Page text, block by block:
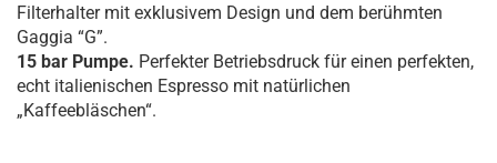
Filterhalter mit exklusivem Design und dem berühmten
Gaggia “G”.
15 bar Pumpe. Perfekter Betriebsdruck für einen perfekten,
echt italienischen Espresso mit natürlichen
„Kaffeebläschen“.